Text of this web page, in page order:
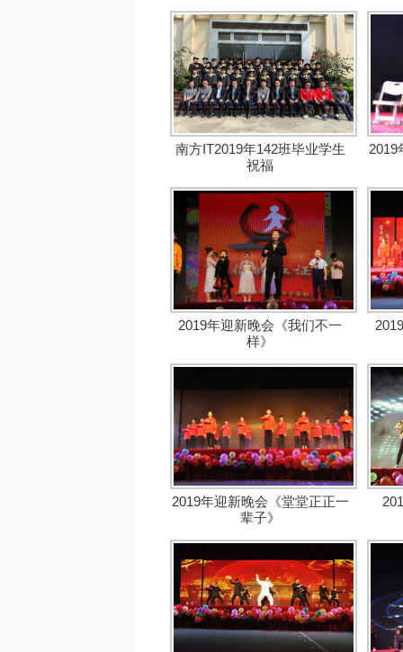
南方IT2019年142班毕业学生
祝福
2019
2019年迎新晚会《我们不一
样》
2019年迎新晚会《堂堂正正一
辈子》